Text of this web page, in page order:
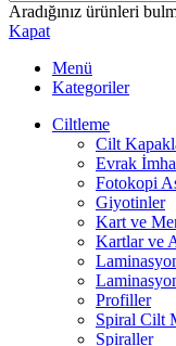
Aradığınız ürünleri
Kapat
Menü
Kategoriler
Ciltleme
Cilt
Evrak
Fotokopi
Giyotinler
Kart ve
Kartlar ve
Profiller
Spiral Cilt
Spiraller